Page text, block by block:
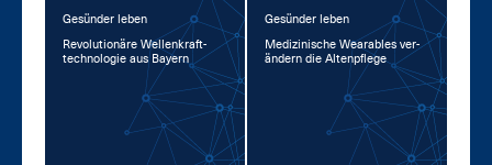
Gesünder leben
Re­vo­lu­tio­nä­re Wel­len­kraft­
tech­no­lo­gie aus Bay­ern
Gesünder leben
Me­di­zi­ni­sche Weara­bles ver­
än­dern die Al­ten­pfle­ge